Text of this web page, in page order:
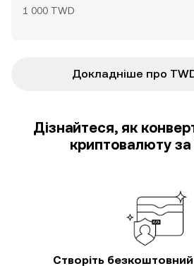
1 000 TWD
Докладніше про
Дізнайтеся, як
криптовалюту за
Створіть